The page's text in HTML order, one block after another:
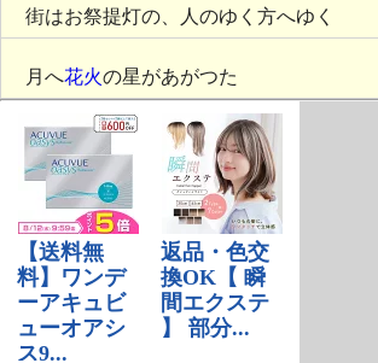
街はお祭提灯の、人のゆく方へゆく
月へ花火の星があがつた